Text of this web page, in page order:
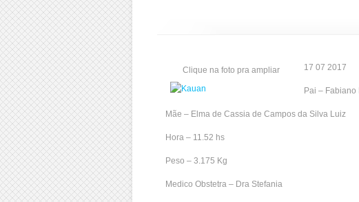
Clique na foto pra ampliar 17 07 2017
Pai –
Mãe – Elma de Cassia de Campos da Silva Luiz
Hora – 11.52 hs
Peso – 3.175 Kg
Medico Obstetra – Dra Stefania